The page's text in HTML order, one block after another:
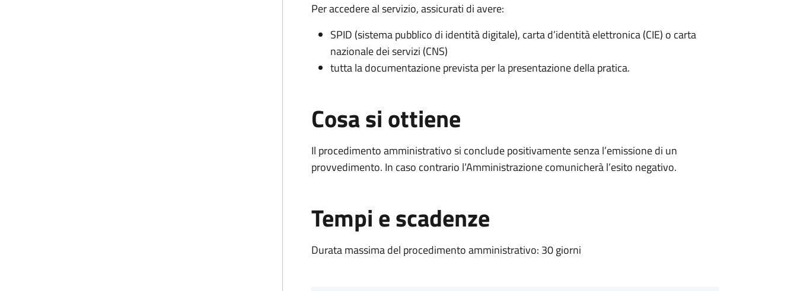
Per accedere al servizio, assicurati di avere:
SPID (sistema pubblico di identità digitale), carta d’identità elettronica (CIE) o carta
nazionale dei servizi (CNS)
tutta la documentazione prevista per la presentazione della pratica.
Cosa si ottiene
Il procedimento amministrativo si conclude positivamente senza l’emissione di un
provvedimento. In caso contrario l’Amministrazione comunicherà l’esito negativo.
Tempi e scadenze
Durata massima del procedimento amministrativo: 30 giorni